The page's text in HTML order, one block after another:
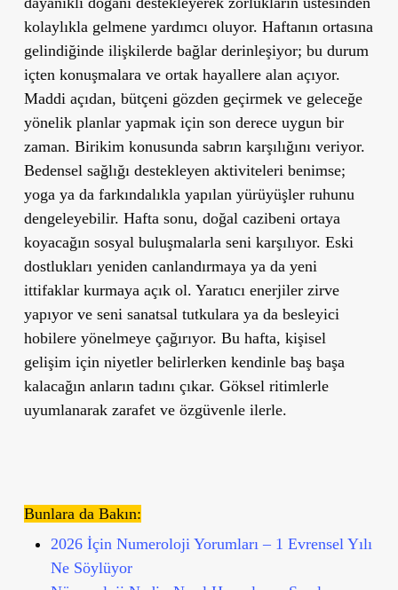
kolaylıkla gelmene yardımcı oluyor. Haftanın ortasına
gelindiğinde ilişkilerde bağlar derinleşiyor; bu durum
içten konuşmalara ve ortak hayallere alan açıyor.
Maddi açıdan, bütçeni gözden geçirmek ve geleceğe
yönelik planlar yapmak için son derece uygun bir
zaman. Birikim konusunda sabrın karşılığını veriyor.
Bedensel sağlığı destekleyen aktiviteleri benimse;
yoga ya da farkındalıkla yapılan yürüyüşler ruhunu
dengeleyebilir. Hafta sonu, doğal cazibeni ortaya
koyacağın sosyal buluşmalarla seni karşılıyor. Eski
dostlukları yeniden canlandırmaya ya da yeni
ittifaklar kurmaya açık ol. Yaratıcı enerjiler zirve
yapıyor ve seni sanatsal tutkulara ya da besleyici
hobilere yönelmeye çağırıyor. Bu hafta, kişisel
gelişim için niyetler belirlerken kendinle baş başa
kalacağın anların tadını çıkar. Göksel ritimlerle
uyumlanarak zarafet ve özgüvenle ilerle.
Bunlara da Bakın:
2026 İçin Numeroloji Yorumları – 1 Evrensel Yılı
Ne Söylüyor